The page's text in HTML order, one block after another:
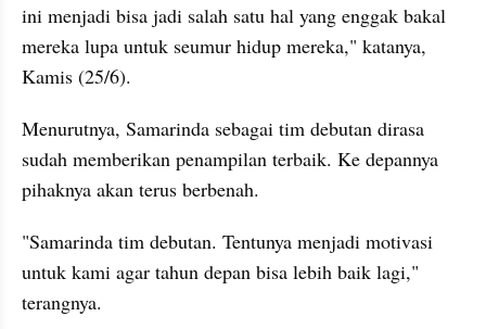
ini menjadi bisa jadi salah satu hal yang enggak bakal
mereka lupa untuk seumur hidup mereka," katanya,
Kamis (25/6).
Menurutnya, Samarinda sebagai tim debutan dirasa
sudah memberikan penampilan terbaik. Ke depannya
pihaknya akan terus berbenah.
"Samarinda tim debutan. Tentunya menjadi motivasi
untuk kami agar tahun depan bisa lebih baik lagi,"
terangnya.